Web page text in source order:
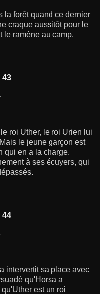
la forêt quand ce dernier
craque aussitôt pour le
le ramène au camp.
43
roi Uther, le roi Urien lui
le jeune garçon est
qui en a la charge.
à ses écuyers, qui
44
intervertit sa place avec
qu'Horsa a
est un roi